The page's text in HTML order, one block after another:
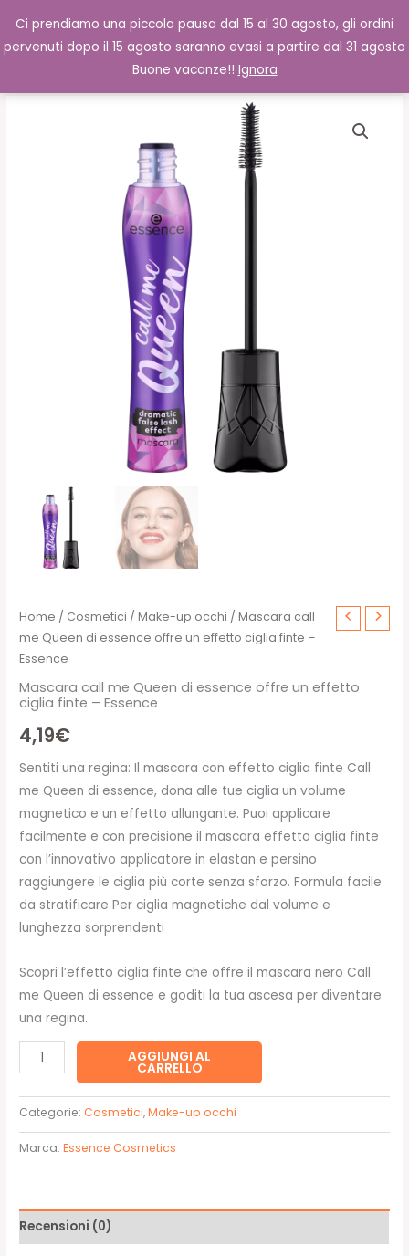
Ci prendiamo una piccola pausa dal 15 al 30 agosto, gli ordini
pervenuti dopo il 15 agosto saranno evasi a partire dal 31 agosto
Buone vacanze!! Ignora
contenuto
0,00€ Cerca
Home / Cosmetici /Make-up occhi / Mascara call
me Queen di essence offre un effetto ciglia finte –
Essence
Mascara call me Queen di essence offre un effetto
ciglia finte – Essence
4,19€
Sentiti una regina: Il mascara con effetto ciglia finte Call
me Queen di essence, dona alle tue ciglia un volume
magnetico e un effetto allungante. Puoi applicare
facilmente e con precisione il mascara effetto ciglia finte
con l’innovativo applicatore in elastan e persino
raggiungere le ciglia più corte senza sforzo. Formula facile
da stratificare Per ciglia magnetiche dal volume e
lunghezza sorprendenti
Scopri l’effetto ciglia finte che offre il mascara nero Call
me Queen di essence e goditi la tua ascesa per diventare
una regina.
Mascara
call
me
Queen
di
un
effetto
AGGIUNGI AL
CARRELLO
Categorie:Cosmetici,Make-up occhi
Marca:Essence Cosmetics
Recensioni (0)